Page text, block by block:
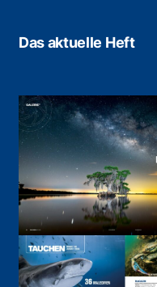
Das aktuelle Heft